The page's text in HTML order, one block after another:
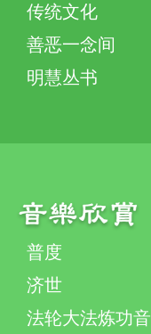
传统文化
善恶一念间
明慧丛书
普度
济世
法轮大法炼功